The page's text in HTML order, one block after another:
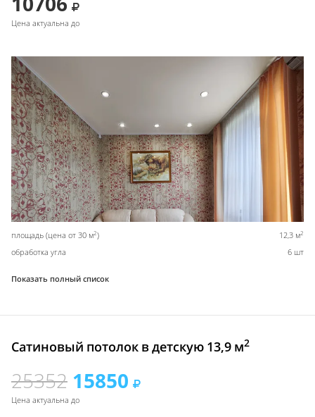
Цена актуальна до
площадь (цена от 30 м2) 12,3 м2
обработка угла 6 шт
Показать полный список
Сатиновый потолок в детскую 13,9 м2
25352 15850
Цена актуальна до